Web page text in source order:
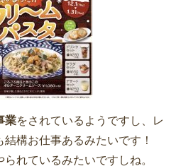
業をされているようですし、レ
構お仕事あるみたいです！
れているみたいですしね。